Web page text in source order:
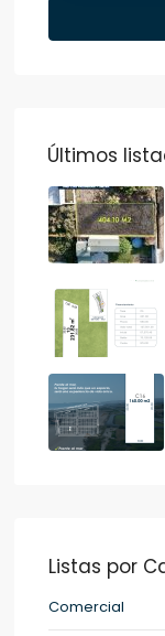
Últimos
Listas por
Comercial